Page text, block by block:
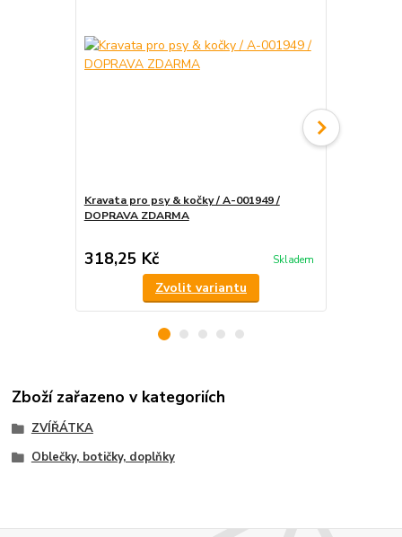
Kravata pro psy & kočky / A-001949 /
DOPRAVA ZDARMA
318,25 Kč Skladem
Zvolit variantu
Zboží zařazeno v kategoriích
ZVÍŘÁTKA
Oblečky, botičky, doplňky